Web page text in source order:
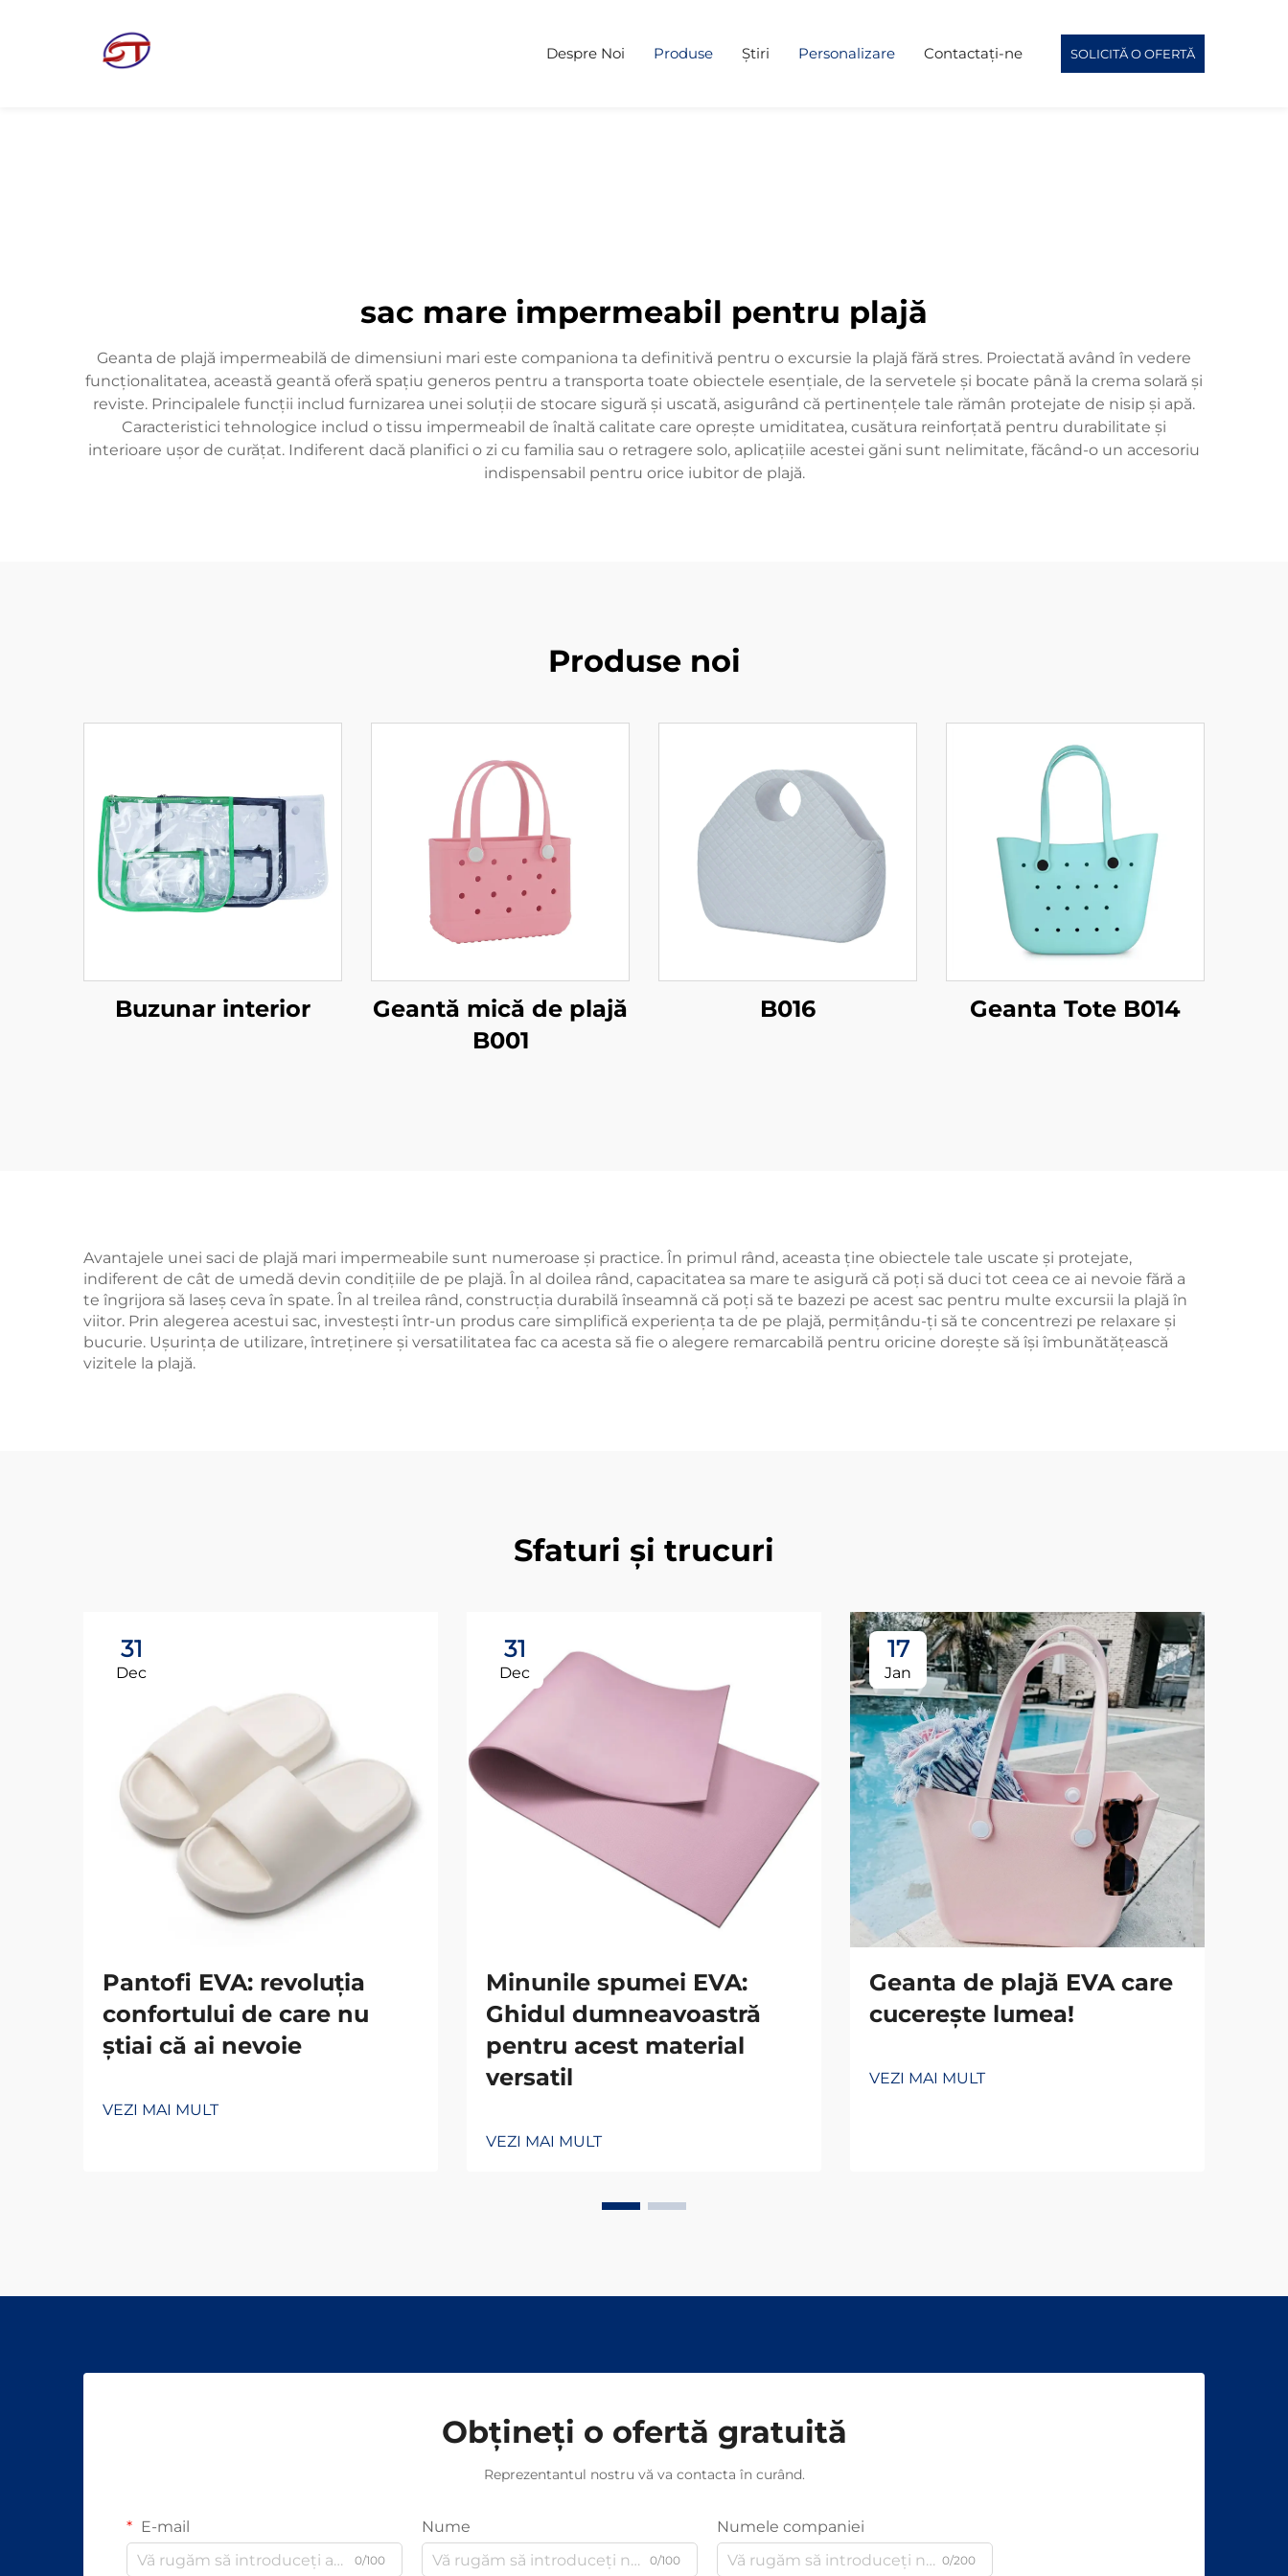
Despre Noi Produse Știri Personalizare Contactați-ne SOLICITĂ O OFERTĂ
sac mare impermeabil pentru plajă
Geanta de plajă impermeabilă de dimensiuni mari este companiona ta definitivă pentru o excursie la plajă fără stres. Proiectată având în vedere
funcționalitatea, această geantă oferă spațiu generos pentru a transporta toate obiectele esențiale, de la servetele și bocate până la crema solară și
reviste. Principalele funcții includ furnizarea unei soluții de stocare sigură și uscată, asigurând că pertinențele tale rămân protejate de nisip și apă.
Caracteristici tehnologice includ o tissu impermeabil de înaltă calitate care oprește umiditatea, cusătura reinforțată pentru durabilitate și
interioare ușor de curățat. Indiferent dacă planifici o zi cu familia sau o retragere solo, aplicațiile acestei găni sunt nelimitate, făcând-o un accesoriu
indispensabil pentru orice iubitor de plajă.
Produse noi
Buzunar interior
Geantă mică de plajă
B001
B016 Geanta Tote B014
Avantajele unei saci de plajă mari impermeabile sunt numeroase și practice. În primul rând, aceasta ține obiectele tale uscate și protejate,
indiferent de cât de umedă devin condițiile de pe plajă. În al doilea rând, capacitatea sa mare te asigură că poți să duci tot ceea ce ai nevoie fără a
te îngrijora să laseș ceva în spate. În al treilea rând, construcția durabilă înseamnă că poți să te bazezi pe acest sac pentru multe excursii la plajă în
viitor. Prin alegerea acestui sac, investești într-un produs care simplifică experiența ta de pe plajă, permițându-ți să te concentrezi pe relaxare și
bucurie. Ușurința de utilizare, întreținere și versatilitatea fac ca acesta să fie o alegere remarcabilă pentru oricine dorește să își îmbunătățească
vizitele la plajă.
Sfaturi și trucuri
31
Dec
Pantofi EVA: revoluția
confortului de care nu
știai că ai nevoie
VEZI MAI MULT
31
Dec
Minunile spumei EVA:
Ghidul dumneavoastră
pentru acest material
versatil
VEZI MAI MULT
17
Jan
Geanta de plajă EVA care
cucerește lumea!
VEZI MAI MULT
Obțineți o ofertă gratuită
Reprezentantul nostru vă va contacta în curând.
E-mail
0/100
Nume
0/100
Numele companiei
0/200